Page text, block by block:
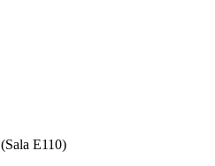
(Sala E110)